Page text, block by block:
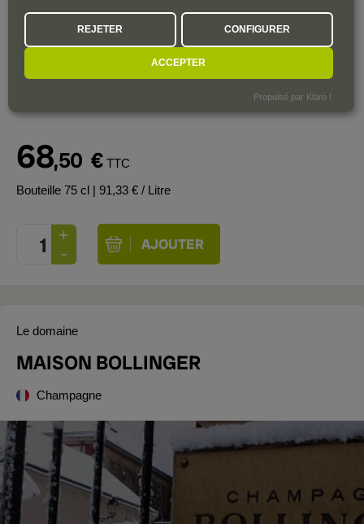
integrated fruit sweetness, finesse-rich acid structure, mineral-
salty, lemon salty finish, a multi-faceted companion at the
68,50 € TTC
Bouteille 75 cl | 91,33 € / Litre
Le domaine
MAISON BOLLINGER
Champagne
REJETER CONFIGURER
ACCEPTER
Propulsé par Klaro !